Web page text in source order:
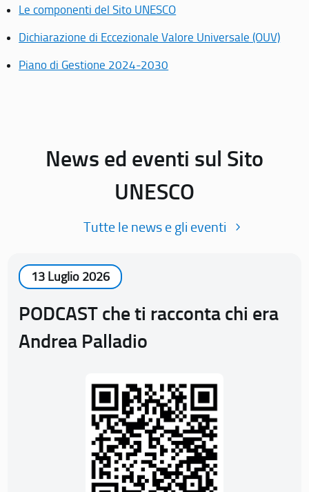
Le componenti del Sito UNESCO
Dichiarazione di Eccezionale Valore Universale (OUV)
Piano di Gestione 2024-2030
News ed eventi sul Sito
UNESCO
Tutte le news e gli eventi
13 Luglio 2026
PODCAST che ti racconta chi era
Andrea Palladio